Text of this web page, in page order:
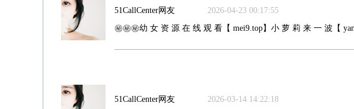
51CallCenter网友
2026-04-23 00:17:55
㊙️㊙️㊙️幼 女 资 源 在 线 观 看【 mei9.top】小 萝 莉 来 一 波【
51CallCenter网友
2026-03-14 14:22:18